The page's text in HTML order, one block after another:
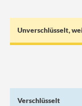
Unverschlüsselt,
Verschlüsselt